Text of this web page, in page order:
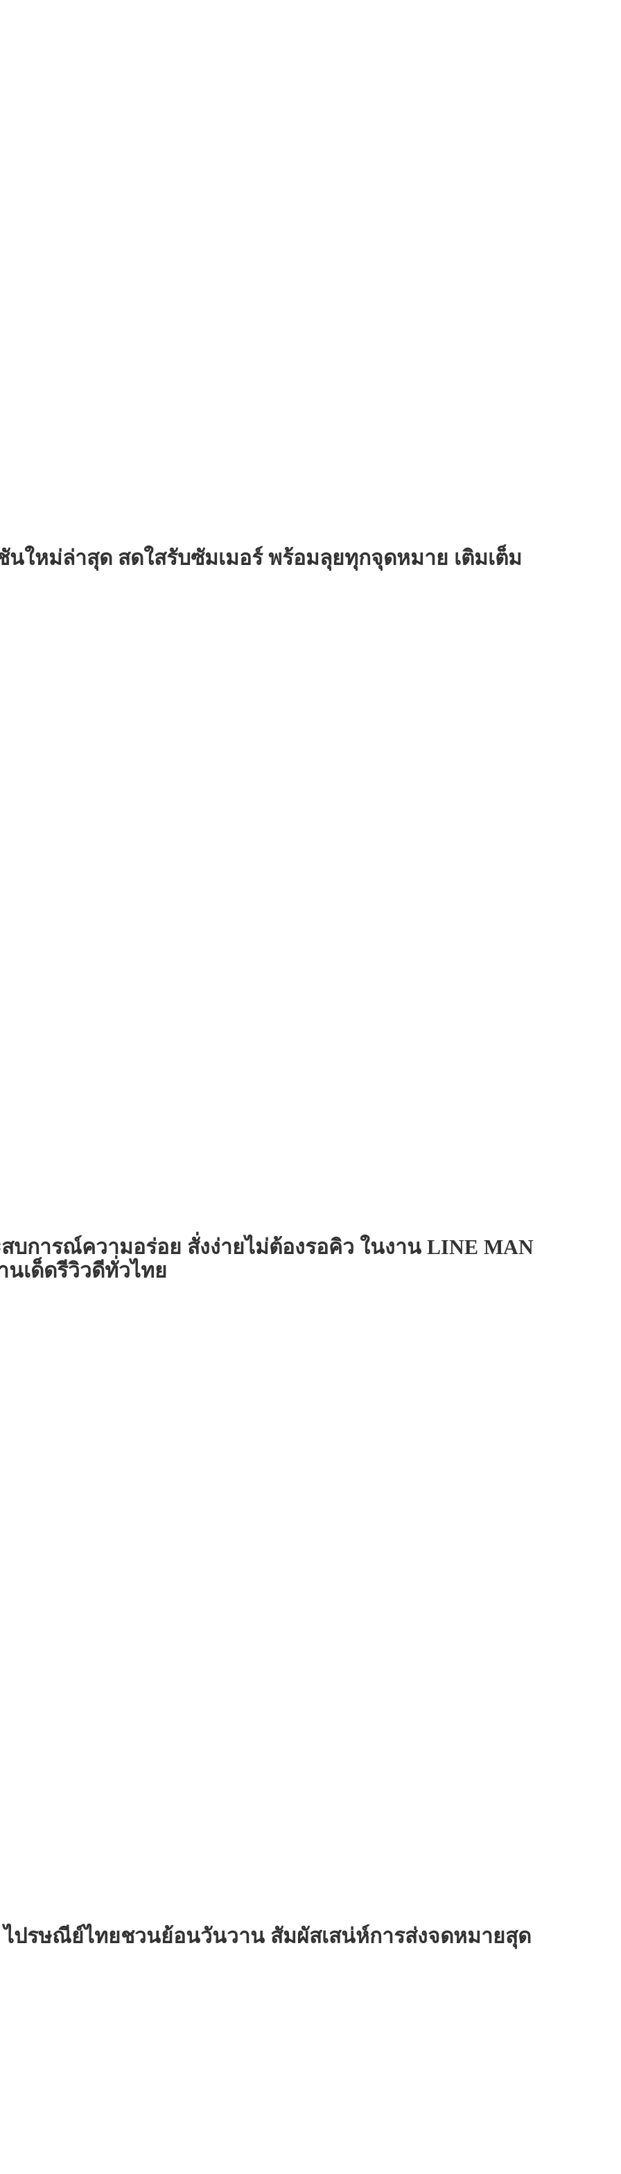
นใหม่ล่าสุด สดใสรับซัมเมอร์ พร้อมลุยทุกจุดหมาย เติมเต็ม
บการณ์ความอร่อย สั่งง่ายไม่ต้องรอคิว ในงาน LINE MAN
นเด็ดรีวิวดีทั่วไทย
ไปรษณีย์ไทยชวนย้อนวันวาน สัมผัสเสน่ห์การส่งจดหมายสุด